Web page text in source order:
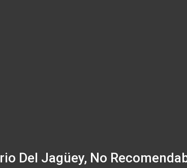
Del Jagüey, No